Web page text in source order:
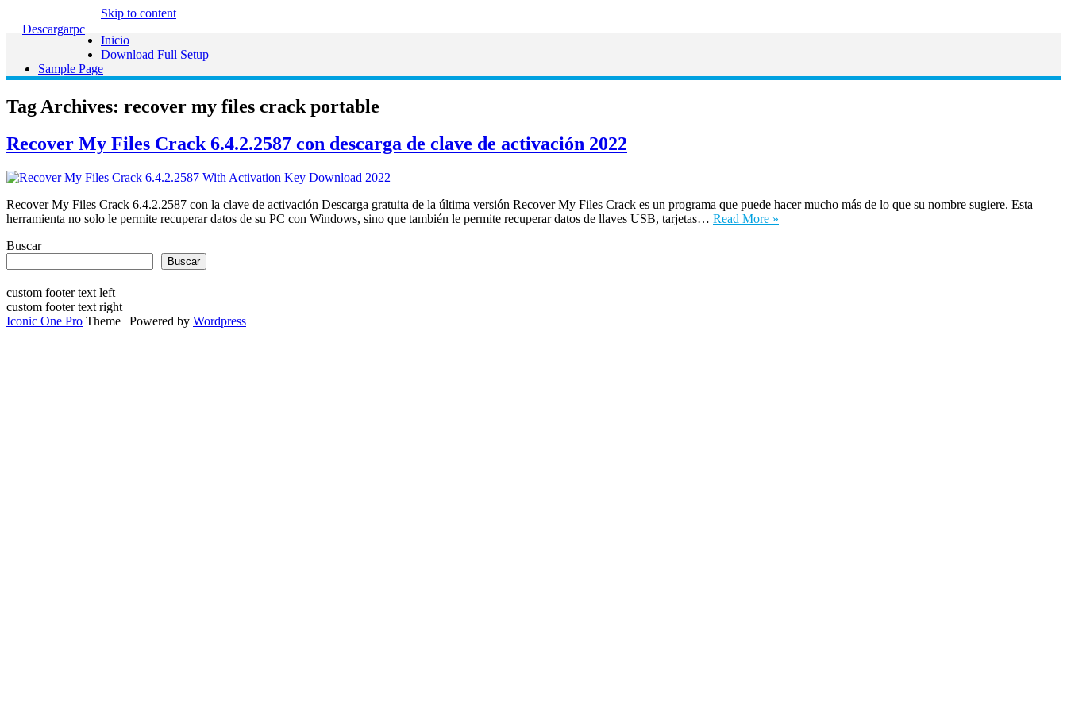
Descargarpc
Skip to content
Inicio
Download Full Setup
Sample Page
Tag Archives: recover my files crack portable
Recover My Files Crack 6.4.2.2587 con descarga de clave de activación 2022
Recover My Files Crack 6.4.2.2587 con la clave de activación Descarga gratuita de la última versión Recover My Files Crack es un programa que puede hacer mucho más de lo que su nombre sugiere. Esta
herramienta no solo le permite recuperar datos de su PC con Windows, sino que también le permite recuperar datos de llaves USB, tarjetas… Read More »
Buscar
Buscar
custom footer text left
custom footer text right
Iconic One Pro Theme | Powered by Wordpress